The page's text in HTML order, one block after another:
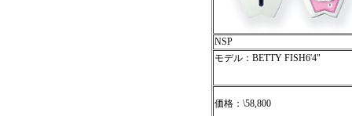
NSP
モデル：BETTY FISH6'4"
価格：\58,800